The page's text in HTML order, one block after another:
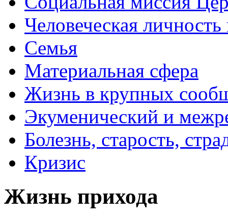
Человеческая личность
Семья
Материальная сфера
Жизнь в крупных
Экуменический и
Болезнь, старость,
Кризис
Жизнь прихода